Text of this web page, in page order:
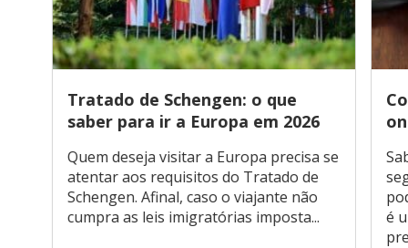
Tratado de Schengen: o que
saber para ir a Europa em 2026
Quem deseja visitar a Europa precisa se
atentar aos requisitos do Tratado de
Schengen. Afinal, caso o viajante não
cumpra as leis imigratórias imposta...
é